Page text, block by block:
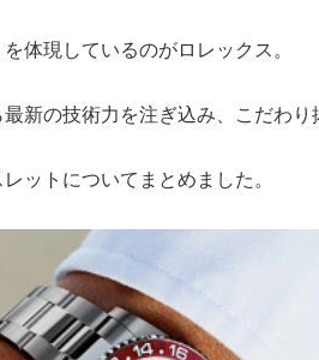
体現しているのがロレックス。
新の技術力を注ぎ込み、こだわり
ットについてまとめました。